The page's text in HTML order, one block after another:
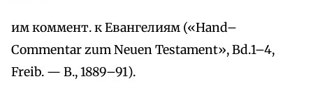
им коммент. к Евангелиям («Hand–
Commentar zum Neuen Testament», Bd.1–4,
Freib. — B., 1889–91).